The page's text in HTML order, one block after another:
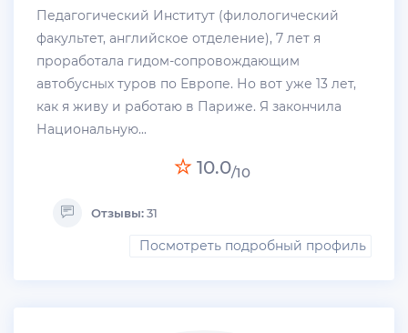
Педагогический Институт (филологический
факультет, английское отделение), 7 лет я
проработала гидом-сопровождающим
автобусных туров по Европе. Но вот уже 13 лет,
как я живу и работаю в Париже. Я закончила
Национальную...
10.0/10
Отзывы:31
Посмотреть подробный профиль